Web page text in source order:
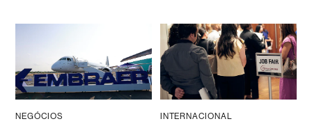
NEGÓCIOS INTERNACIONAL